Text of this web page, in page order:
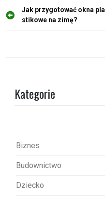
N
Jak przygotować okna pla
stikowe na zimę?
Kategorie
Biznes
Budownictwo
Dziecko